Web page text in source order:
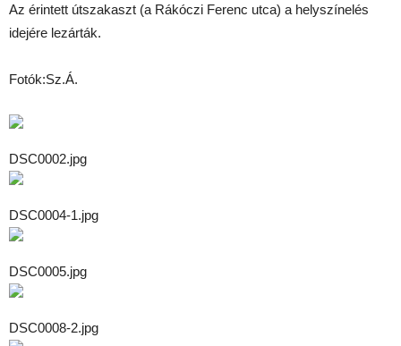
Az érintett útszakaszt (a Rákóczi Ferenc utca) a helyszínelés
idejére lezárták.
Fotók:Sz.Á.
DSC0002.jpg
DSC0004-1.jpg
DSC0005.jpg
DSC0008-2.jpg